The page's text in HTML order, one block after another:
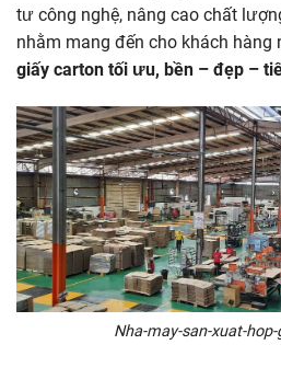
tư công nghệ, nâng cao chất
nhằm mang đến cho khách hàng
giấy carton tối ưu, bền – đẹp –
Nha-may-san-xuat-